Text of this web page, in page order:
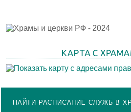
КАРТА С
НАЙТИ РАСПИСАНИЕ СЛУЖБ В